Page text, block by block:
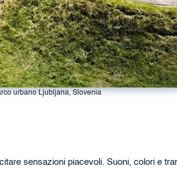
urbano Ljubljana, Slovenia
sensazioni piacevoli. Suoni, colori e